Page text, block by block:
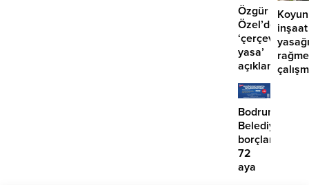
Özgür
Özel’den
‘çerçeve
yasa’
açıklaması:
atma
çabamız
yok’
inşaat
Bodrum
borçlara
72
aya